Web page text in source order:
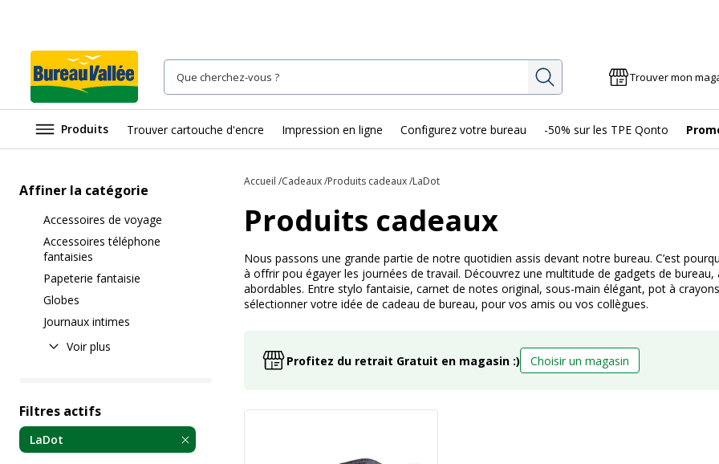
Rechercher Trouver mon
Produits Trouver cartouche d'encre Impression en ligne Configurez votre bureau -50% sur les TPE Qonto
Affiner la catégorie
Accessoires de voyage
Accessoires téléphone
fantaisies
Papeterie fantaisie
Globes
Journaux intimes
Voir plus
Filtres actifs
LaDot
Accueil Cadeaux Produits cadeaux LaDot
Produits cadeaux
Nous passons une grande partie de notre quotidien assis devant notre bureau. C’est
à offrir pou égayer les journées de travail. Découvrez une multitude de gadgets de
abordables. Entre stylo fantaisie, carnet de notes original, sous-main élégant, pot à
sélectionner votre idée de cadeau de bureau, pour vos amis ou vos collègues.
Profitez du retrait Gratuit en magasin :) Choisir un magasin